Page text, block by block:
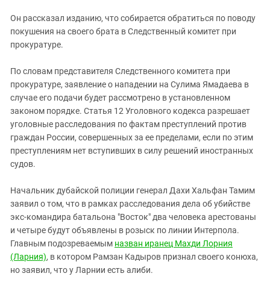
Он рассказал изданию, что собирается обратиться по поводу
покушения на своего брата в Следственный комитет при
прокуратуре.
По словам представителя Следственного комитета при
прокуратуре, заявление о нападении на Сулима Ямадаева в
случае его подачи будет рассмотрено в установленном
законом порядке. Статья 12 Уголовного кодекса разрешает
уголовные расследования по фактам преступлений против
граждан России, совершенных за ее пределами, если по этим
преступлениям нет вступивших в силу решений иностранных
судов.
Начальник дубайской полиции генерал Дахи Хальфан Тамим
заявил о том, что в рамках расследования дела об убийстве
экс-командира батальона "Восток" два человека арестованы
и четыре будут объявлены в розыск по линии Интерпола.
Главным подозреваемым назван иранец Махди Лорния
(Ларния), в котором Рамзан Кадыров признал своего конюха,
но заявил, что у Ларнии есть алиби.